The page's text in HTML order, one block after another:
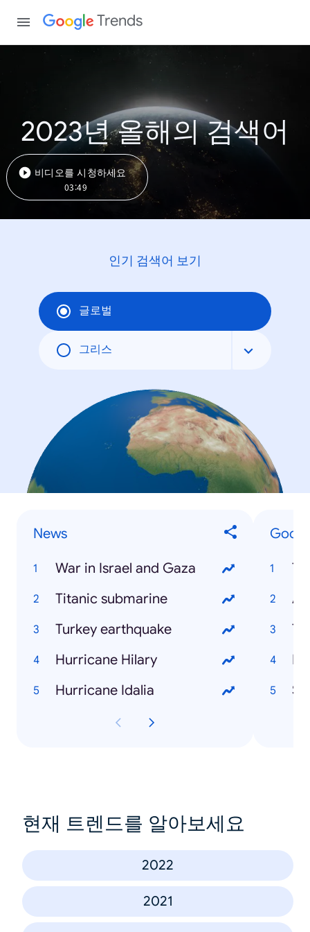
Trends
2023년 올해의 검색어
비디오를 시청하세요
03:49
인기 검색어 보기
글로벌
그리스
News
War in Israel and Gaza
Titanic submarine
Turkey earthquake
Hurricane Hilary
Hurricane Idalia
현재 트렌드를 알아보세요
2022
2021